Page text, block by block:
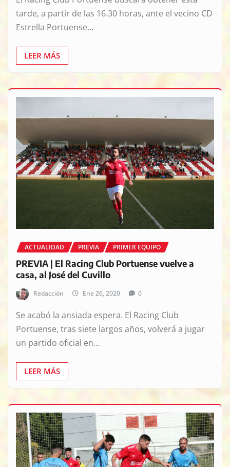
tarde, a partir de las 16.30 horas, ante el vecino CD
Estrella Portuense…
LEER MÁS
ACTUALIDAD PREVIA PRIMER EQUIPO
PREVIA | El Racing Club Portuense vuelve a
casa, al José del Cuvillo
Redacción Ene 26, 2020 0
Se acabó la ansiada espera. El Racing Club
Portuense, tras siete largos años, volverá a jugar
un partido oficial en…
LEER MÁS